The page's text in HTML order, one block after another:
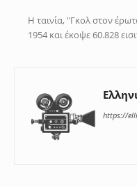
Η ταινία, "Γκολ στον
1954 και έκοψε 60.828
https://